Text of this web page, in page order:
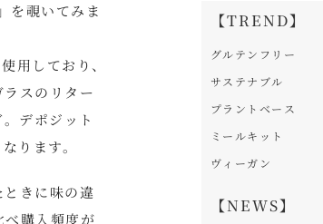
を覗いてみま
用しており、
スのリター
デポジット
ります。
きに味の違
購入頻度が
【TREND】
グルテンフリー
サステナブル
プラントベース
ミールキット
ヴィーガン
【NEWS】